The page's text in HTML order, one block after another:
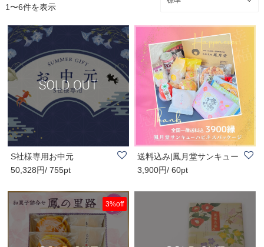
1〜6件を表示
S社様専用お中元
50,328円/ 755pt
送料込み|鳳月堂サンキュー
ハピネスパッ..
3,900円/ 60pt
3%off